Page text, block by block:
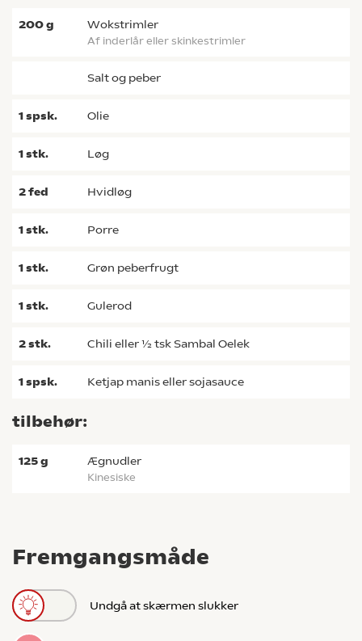
Fremgangsmåde
Undgå at skærmen slukker
200g wokstrimler
af inderlår eller skinkestrimler
salt og peber
1spsk. olie
1stk. løg
2fed hvidløg
1stk. porre
1stk. grøn peberfrugt
1stk. gulerod
2stk. chili eller ½ tsk Sambal Oelek
1spsk. Ketjap manis eller sojasauce
tilbehør:
125g ægnudler
kinesiske